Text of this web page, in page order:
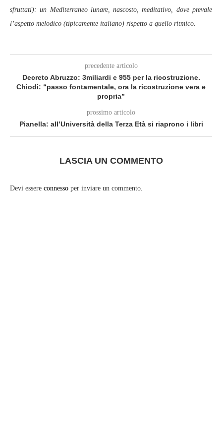
sfruttati): un Mediterraneo lunare, nascosto, meditativo, dove prevale
l’aspetto melodico (tipicamente italiano) rispetto a quello ritmico.
precedente articolo
Decreto Abruzzo: 3miliardi e 955 per la ricostruzione.
Chiodi: “passo fontamentale, ora la ricostruzione vera e
propria”
prossimo articolo
Pianella: all’Università della Terza Età si riaprono i libri
LASCIA UN COMMENTO
Devi essere connesso per inviare un commento.